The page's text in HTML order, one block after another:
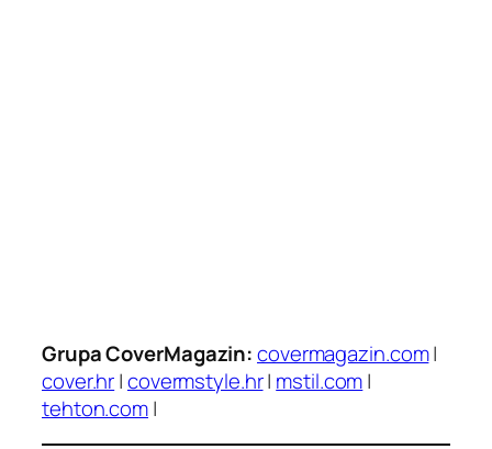
Grupa CoverMagazin:covermagazin.com|
cover.hr|covermstyle.hr| mstil.com|
tehton.com|